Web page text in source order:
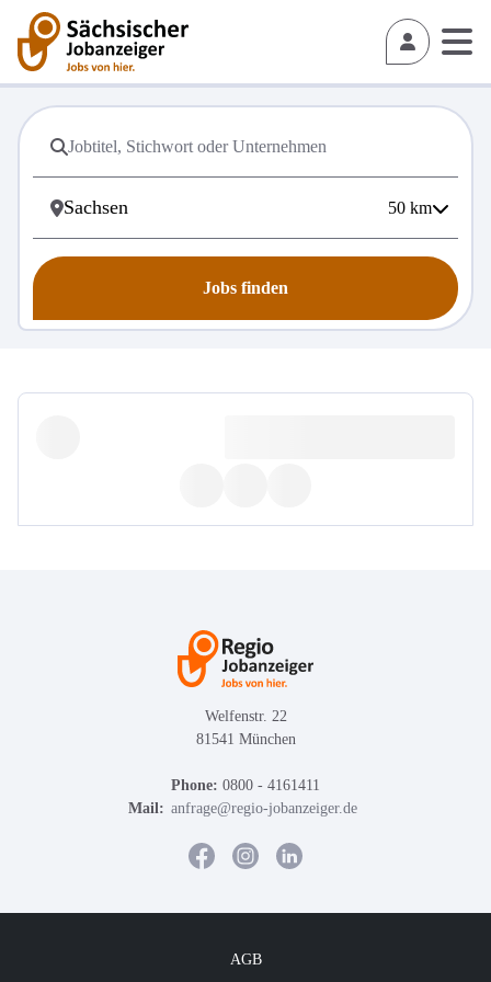
50 km
Jobs finden
Welfenstr. 22
81541 München
Phone: 0800 - 4161411
Mail: anfrage@regio-jobanzeiger.de
AGB